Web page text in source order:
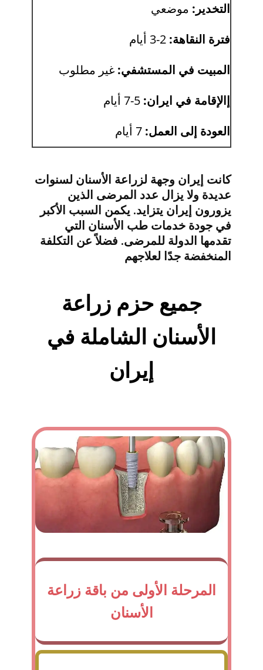
التخدير: موضعي
فترة النقاهة:
المبيت في المستشفي: غير مطلوب
إالإقامة في ايران: 5-7 أيام
العودة إلى العمل:
كانت إيران وجهة لزراعة الأسنان لسنوات
عديدة ولا يزال عدد المرضى الذين
يزورون إيران يتزايد. يكمن السبب الأكبر
في جودة خدمات طب الأسنان التي
تقدمها الدولة للمرضى. فضلاً عن التكلفة
المنخفضة جدًا لعلاجهم
جميع حزم زراعة
الأسنان الشاملة في
إيران
المرحلة الأولى من باقة زراعة
الأسنان